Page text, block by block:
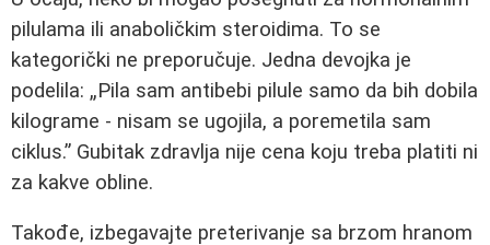
pilulama ili anaboličkim steroidima. To se
kategorički ne preporučuje. Jedna devojka je
podelila: „Pila sam antibebi pilule samo da bih dobila
kilograme - nisam se ugojila, a poremetila sam
ciklus.” Gubitak zdravlja nije cena koju treba platiti ni
za kakve obline.
Takođe, izbegavajte preterivanje sa brzom hranom